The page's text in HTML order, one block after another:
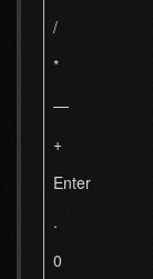
/
*
—
+
Enter
.
0